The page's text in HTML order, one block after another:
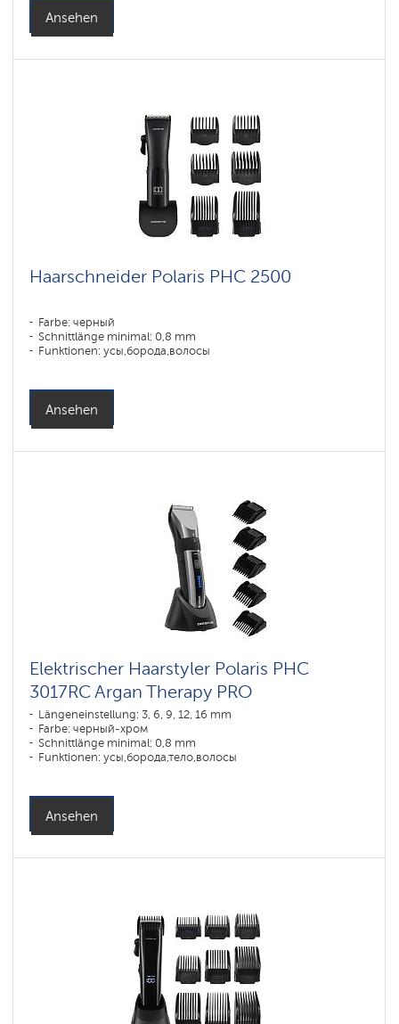
Ansehen
Haarschneider Polaris PHC 2500
Farbe: черный
Schnittlänge minimal: 0,8 mm
Funktionen: усы,борода,волосы
Ansehen
Elektrischer Haarstyler Polaris PHC
3017RC Argan Therapy PRO
Längeneinstellung: 3, 6, 9, 12, 16 mm
Farbe: черный-хром
Schnittlänge minimal: 0,8 mm
Funktionen: усы,борода,тело,волосы
Ansehen